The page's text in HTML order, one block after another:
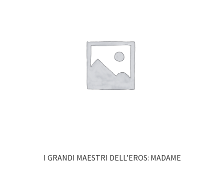
I GRANDI MAESTRI DELL’EROS: MADAME